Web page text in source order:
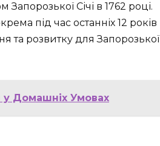
Січі в 1762 році.
під час останніх 12 років
та розвитку для Запорозької
у Домашніх Умовах